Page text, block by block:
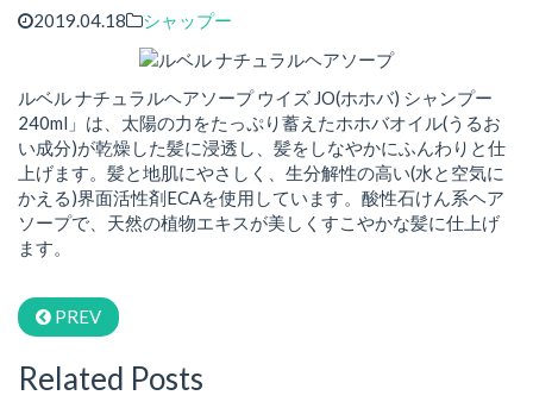
2019.04.18 シャップー
ルベル ナチュラルヘアソープ ウイズ JO(ホホバ) シャンプー
240ml」は、太陽の力をたっぷり蓄えたホホバオイル(うるお
い成分)が乾燥した髪に浸透し、髪をしなやかにふんわりと仕
上げます。髪と地肌にやさしく、生分解性の高い(水と空気に
かえる)界面活性剤ECAを使用しています。酸性石けん系ヘア
ソープで、天然の植物エキスが美しくすこやかな髪に仕上げ
ます。
PREV
Related Posts